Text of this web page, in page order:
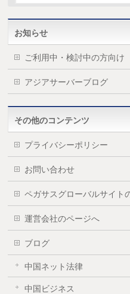
お知らせ
ご利用中・検討中の方向け
アジアサーバーブログ
その他のコンテンツ
プライバシーポリシー
お問い合わせ
ペガサスグローバルサイト
運営会社のページへ
ブログ
中国ネット法律
中国ビジネス